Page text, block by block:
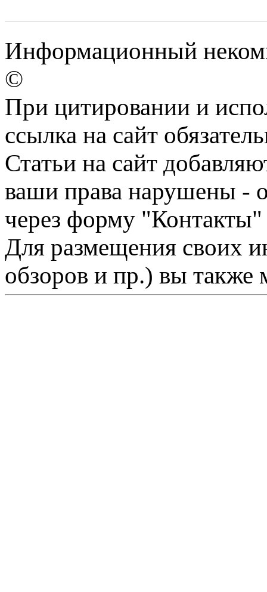
Информационный
©
При цитировании и
ссылка на сайт
Статьи на сайт
ваши права нарушены -
через форму "Контакты"
Для размещения своих
обзоров и пр.) вы также